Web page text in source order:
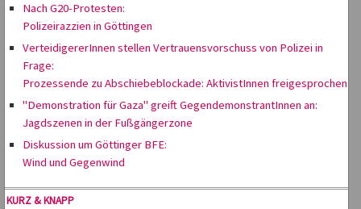
Nach G20-Protesten:
Polizeirazzien in Göttingen
VerteidigererInnen stellen Vertrauensvorschuss von Polizei in
Frage:
Prozessende zu Abschiebeblockade: AktivistInnen freigesprochen
"Demonstration für Gaza" greift GegendemonstrantInnen an:
Jagdszenen in der Fußgängerzone
Diskussion um Göttinger BFE:
Wind und Gegenwind
KURZ & KNAPP